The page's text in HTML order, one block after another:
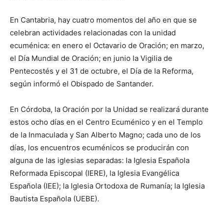
En Cantabria, hay cuatro momentos del año en que se
celebran actividades relacionadas con la unidad
ecuménica: en enero el Octavario de Oración; en marzo,
el Día Mundial de Oración; en junio la Vigilia de
Pentecostés y el 31 de octubre, el Día de la Reforma,
según informó el Obispado de Santander.
En Córdoba, la Oración por la Unidad se realizará durante
estos ocho días en el Centro Ecuménico y en el Templo
de la Inmaculada y San Alberto Magno; cada uno de los
días, los encuentros ecuménicos se producirán con
alguna de las iglesias separadas: la Iglesia Española
Reformada Episcopal (IERE), la Iglesia Evangélica
Española (IEE); la Iglesia Ortodoxa de Rumanía; la Iglesia
Bautista Española (UEBE).